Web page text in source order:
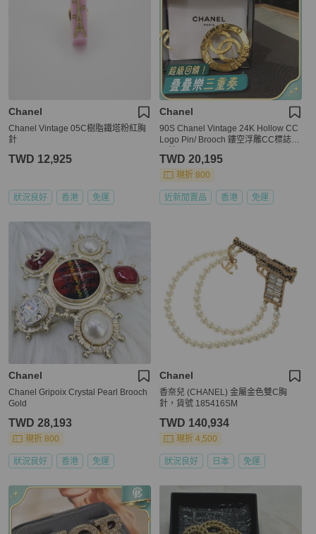
Chanel
Chanel Vintage 05C樹脂鐵塔粉紅胸
針
TWD 12,925
狀況良好 香港 免運
Chanel
90S Chanel Vintage 24K Hollow CC
Logo Pin/ Brooch 鏤空浮雕CC標誌心
TWD 20,195
現折 800
近新閒置品 香港 免運
Chanel
Chanel Gripoix Crystal Pearl Brooch
Gold
TWD 28,193
現折 800
狀況良好 香港 免運
Chanel
香奈兒 (CHANEL) 金屬金色雙C胸
針，貨號 185416SM
TWD 140,934
現折 4,500
狀況良好 日本 免運